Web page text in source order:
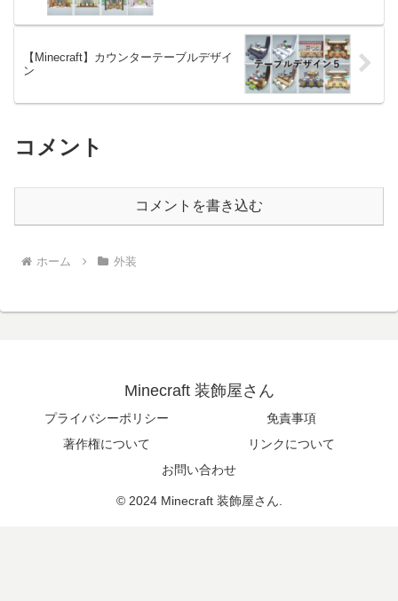
【Minecraft】カウンターテーブルデザイ
ン
コメント
コメントを書き込む
ホーム 外装
Minecraft 装飾屋さん
プライバシーポリシー
免責事項
著作権について
リンクについて
お問い合わせ
© 2024 Minecraft 装飾屋さん.